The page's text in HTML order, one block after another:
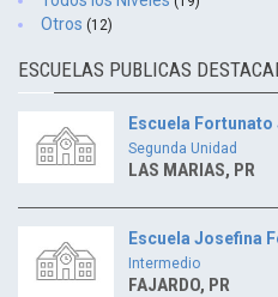
Otros (12)
ESCUELAS PUBLICAS
Escuela
Segunda Unidad
LAS MARIAS, PR
Escuela Josefina
Intermedio
FAJARDO, PR